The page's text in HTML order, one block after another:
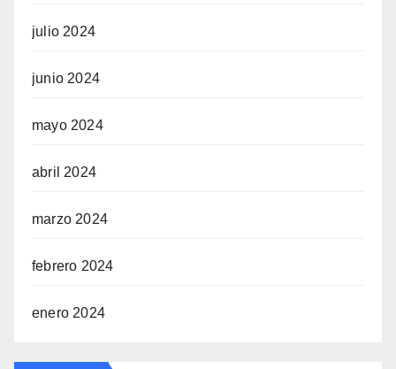
julio 2024
junio 2024
mayo 2024
abril 2024
marzo 2024
febrero 2024
enero 2024